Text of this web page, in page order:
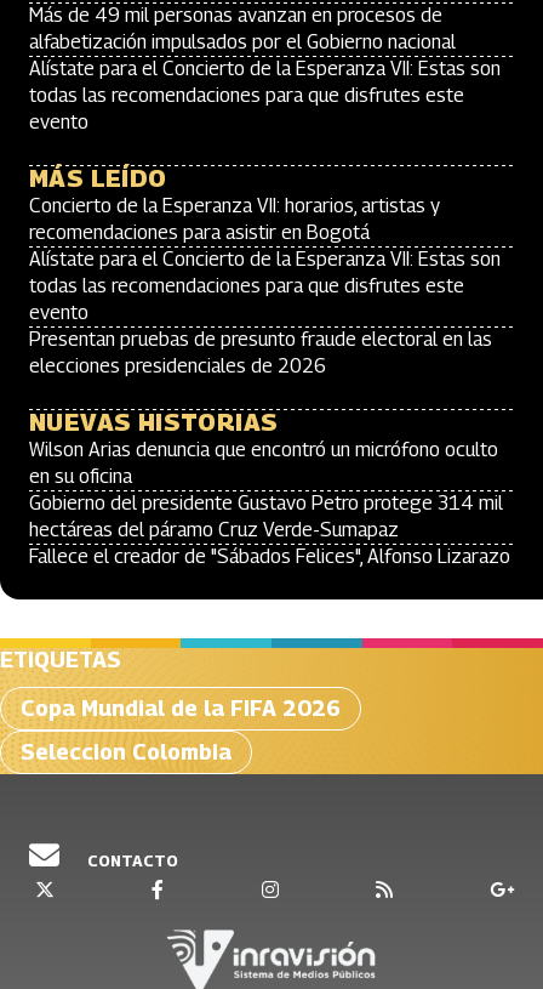
Más de 49 mil personas avanzan en procesos de
alfabetización impulsados por el Gobierno nacional
Alístate para el Concierto de la Esperanza VII: Estas son
todas las recomendaciones para que disfrutes este
evento
MÁS LEÍDO
Concierto de la Esperanza VII: horarios, artistas y
recomendaciones para asistir en Bogotá
Alístate para el Concierto de la Esperanza VII: Estas son
todas las recomendaciones para que disfrutes este
evento
Presentan pruebas de presunto fraude electoral en las
elecciones presidenciales de 2026
NUEVAS HISTORIAS
Wilson Arias denuncia que encontró un micrófono oculto
en su oficina
Gobierno del presidente Gustavo Petro protege 314 mil
hectáreas del páramo Cruz Verde-Sumapaz
Fallece el creador de "Sábados Felices", Alfonso Lizarazo
ETIQUETAS
Copa Mundial de la FIFA 2026
Seleccion Colombia
CONTACTO